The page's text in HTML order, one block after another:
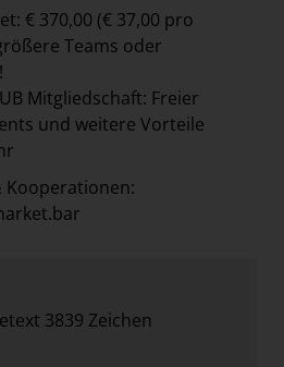
€ 370,00 (€ 37,00 pro
Teams oder
Mitgliedschaft: Freier
und weitere Vorteile
Kooperationen:
3839 Zeichen